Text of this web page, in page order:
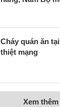
Cháy quán ăn
thiệt mạng
Xem thêm